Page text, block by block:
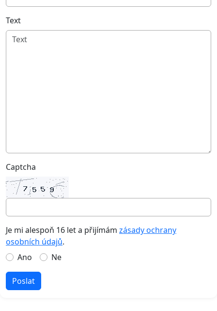
Text
Captcha
Je mi alespoň 16 let a přijímám zásady ochrany
osobních údajů.
Ano
Ne
Poslat